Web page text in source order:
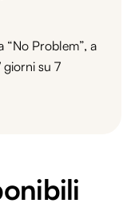
“No Problem”, a
giorni su 7